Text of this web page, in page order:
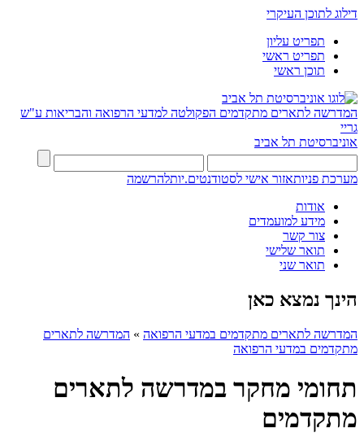
דילוג לתוכן העיקרי
תפריט עליון
תפריט ראשי
תוכן ראשי
המדרשה לתארים מתקדמים הפקולטה למדעי הרפואה והבריאות ע"ש
גריי
אוניברסיטת תל אביב
מערכת פניותאזור אישי לסטודנטים.יותלהרשמה
אודות
מידע למועמדים
צור קשר
תואר שלישי
תואר שני
הינך נמצא כאן
המדרשה לתארים מתקדמים במדעי הרפואה » המדרשה לתארים
מתקדמים במדעי הרפואה
תחומי מחקר במדרשה לתארים
מתקדמים